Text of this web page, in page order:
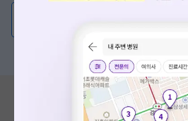
혹은, 의료상담 서비스에 다양
혹시 잘못된 병원정보가 있나요?
모두닥 팀에 알려주세요!